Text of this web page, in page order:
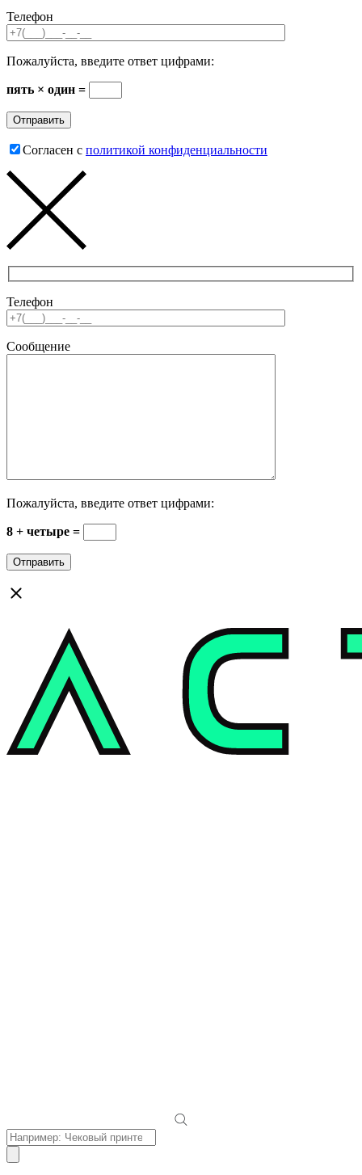
Телефон
Пожалуйста, введите ответ цифрами:
пять × один =
Согласен с политикой конфиденциальности
Телефон
Сообщение
Пожалуйста, введите ответ цифрами:
8 + четыре =
Поиск
товаров